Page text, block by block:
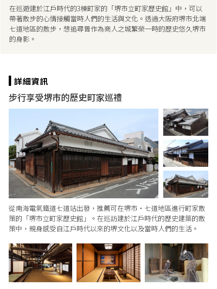
在巡遊建於江戶時代的3棟町家的「堺市立町家歷史館」中，可以
帶著散步的心情接觸當時人們的生活與文化。透過大阪府堺市北端
七道地區的散步，想追尋曾作為商人之城繁榮一時的歷史悠久堺市
的身影。
步行享受堺市的歷史町家巡禮
從南海電氣鐵道七道站出發，推薦可在堺市・七道地區進行町家散
策的「堺市立町家歷史館」。在巡訪建於江戶時代的歷史建築的散
策中，親身感受自江戶時代以來的堺文化以及當時人們的生活。